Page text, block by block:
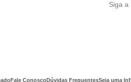
Siga a
Fale ConoscoDúvidas FrequentesSeja uma